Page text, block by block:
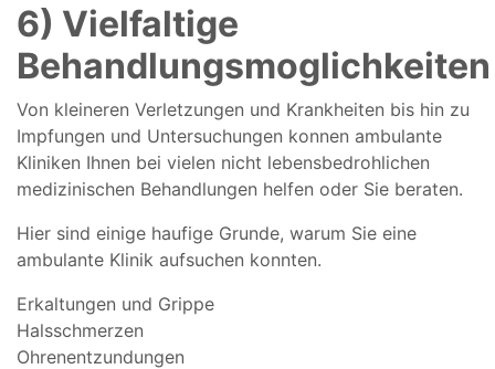
6) Vielfaltige
Behandlungsmoglichkeiten
Von kleineren Verletzungen und Krankheiten bis hin zu
Impfungen und Untersuchungen konnen ambulante
Kliniken Ihnen bei vielen nicht lebensbedrohlichen
medizinischen Behandlungen helfen oder Sie beraten.
Hier sind einige haufige Grunde, warum Sie eine
ambulante Klinik aufsuchen konnten.
Erkaltungen und Grippe
Halsschmerzen
Ohrenentzundungen